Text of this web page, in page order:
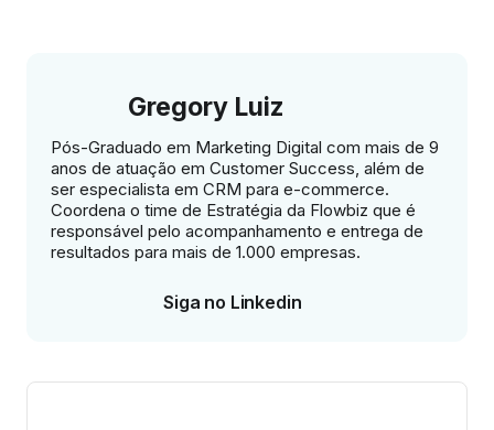
Gregory Luiz
Pós-Graduado em Marketing Digital com mais de 9
anos de atuação em Customer Success, além de
ser especialista em CRM para e-commerce.
Coordena o time de Estratégia da Flowbiz que é
responsável pelo acompanhamento e entrega de
resultados para mais de 1.000 empresas.
Siga no Linkedin